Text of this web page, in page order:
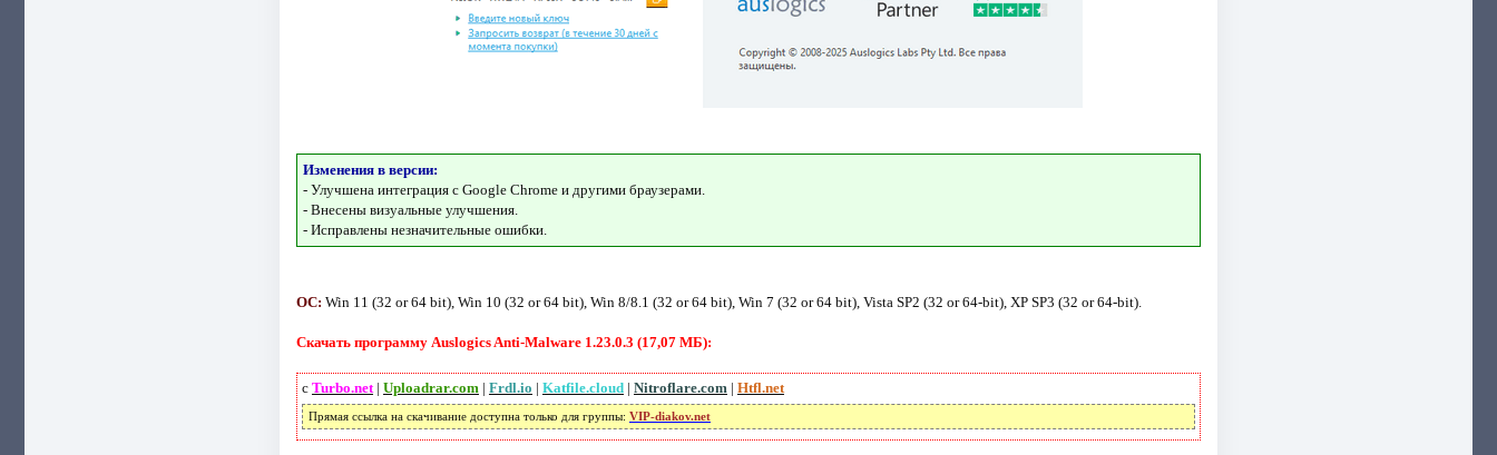
Изменения в версии:
- Улучшена интеграция с Google Chrome и другими браузерами.
- Внесены визуальные улучшения.
- Исправлены незначительные ошибки.
ОС: Win 11 (32 or 64 bit), Win 10 (32 or 64 bit), Win 8/8.1 (32 or 64 bit), Win 7 (32 or 64 bit), Vista SP2 (32 or 64-bit), XP SP3 (32 or 64-bit).
Скачать программу Auslogics Anti-Malware 1.23.0.3 (17,07 МБ):
с Turbo.net| Uploadrar.com| Frdl.io | Katfile.cloud| Nitroflare.com| Htfl.net
Прямая ссылка на скачивание доступна только для группы: VIP-diakov.net